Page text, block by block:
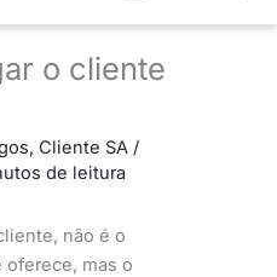
o
k
e
b
d
g
o cliente
, Cliente SA /
de leitura
não é o
mas o